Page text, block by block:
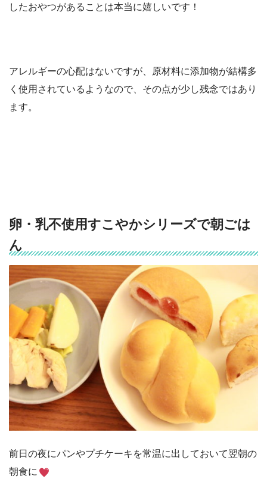
したおやつがあることは本当に嬉しいです！
アレルギーの心配はないですが、原材料に添加物が結構多
く使用されているようなので、その点が少し残念ではあり
ます。
卵・乳不使用すこやかシリーズで朝ごは
ん
前日の夜にパンやプチケーキを常温に出しておいて翌朝の
朝食に